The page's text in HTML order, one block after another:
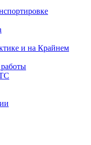
и на Крайнем